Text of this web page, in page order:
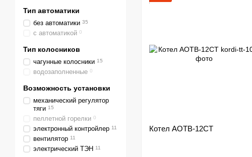
Котел АОТВ-12СТ
Тип автоматики
без автоматики 35
с автоматикой 0
Тип колосников
чагунные колосники 15
водозаполненные 0
Возможность установки
механический регулятор
тяги 15
пеллетной горелки 0
электронный контройлер 11
вентилятор 11
электрический ТЭН 11